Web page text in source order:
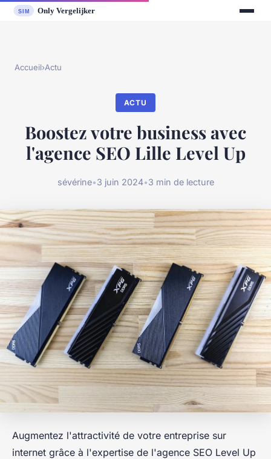
Accueil›Actu
ACTU
Boostez votre business avec
l'agence SEO Lille Level Up
sévérine•3 juin 2024•3 min de lecture
Augmentez l'attractivité de votre entreprise sur
internet grâce à l'expertise de l'agence SEO Level Up